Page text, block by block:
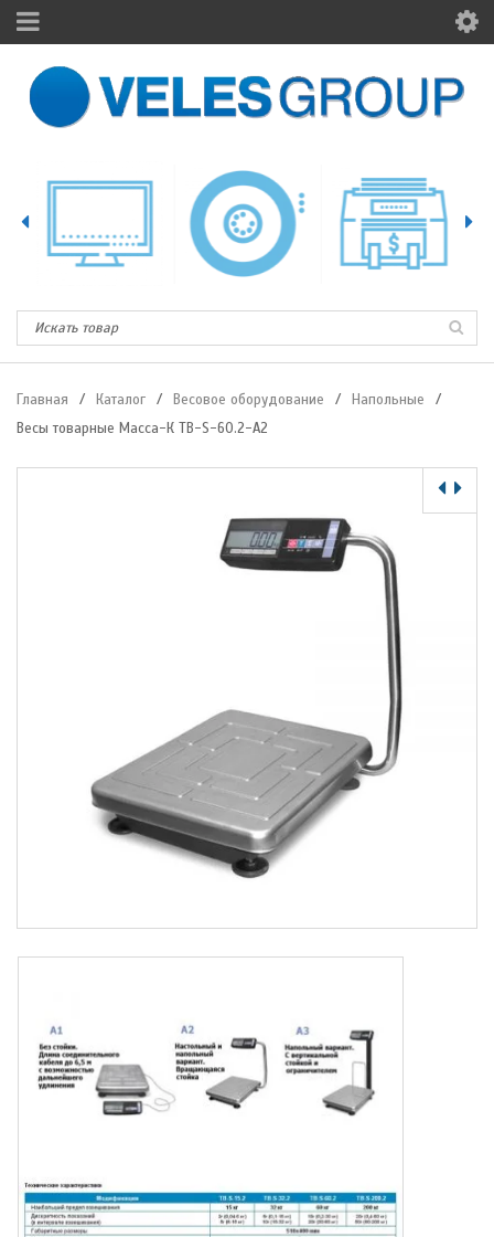
Главная / Каталог / Весовое оборудование / Напольные
/
Весы товарные Масса-К ТB-S-60.2-А2